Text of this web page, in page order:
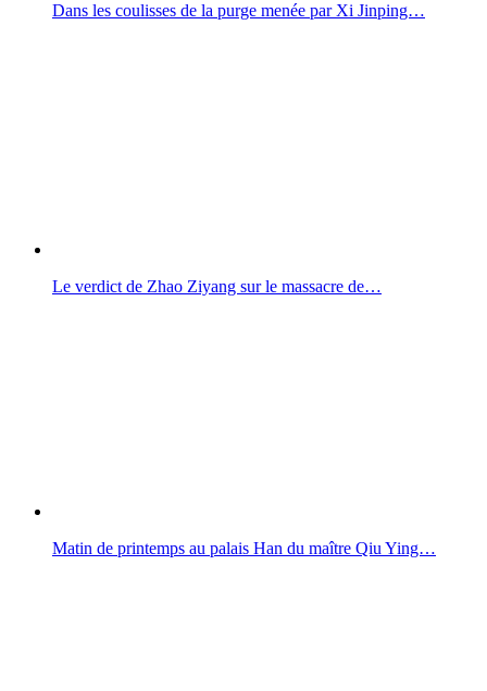
Dans les coulisses de la purge menée par Xi Jinping…
Le verdict de Zhao Ziyang sur le massacre de…
Matin de printemps au palais Han du maître Qiu Ying…